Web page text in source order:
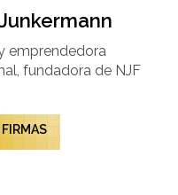
emprendedora
fundadora de NJF